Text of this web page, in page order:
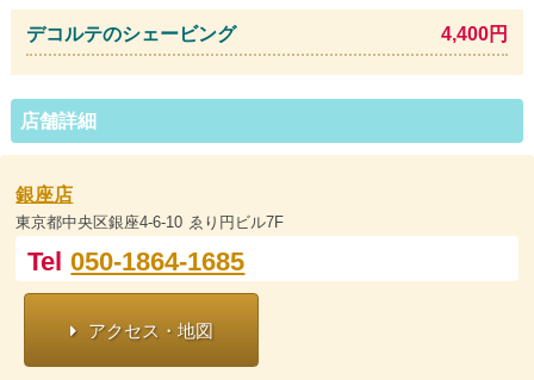
デコルテのシェービング 4,400円
店舗詳細
銀座店
東京都中央区銀座4-6-10 ゑり円ビル7F
Tel050-1864-1685
アクセス・地図